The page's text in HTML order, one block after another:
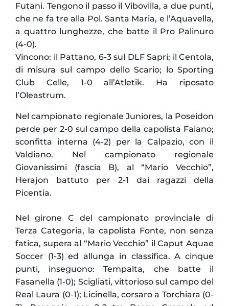
Futani. Tengono il passo il Vibovilla, a due punti,
che ne fa tre alla Pol. Santa Maria, e l’Aquavella,
a quattro lunghezze, che batte il Pro Palinuro
(4-0).
Vincono: il Pattano, 6-3 sul DLF Sapri; il Centola,
di misura sul campo dello Scario; lo Sporting
Club Celle, 1-0 all’Atletik. Ha riposato
l’Oleastrum.
Nel campionato regionale Juniores, la Poseidon
perde per 2-0 sul campo della capolista Faiano;
sconfitta interna (4-2) per la Calpazio, con il
Valdiano. Nel campionato regionale
Giovanissimi (fascia B), al “Mario Vecchio”,
Herajon battuto per 2-1 dai ragazzi della
Picentia.
Nel girone C del campionato provinciale di
Terza Categoria, la capolista Fonte, non senza
fatica, supera al “Mario Vecchio” il Caput Aquae
Soccer (1-3) ed allunga in classifica. A cinque
punti, inseguono: Tempalta, che batte il
Fasanella (1-0); Scigliati, vittorioso sul campo del
Real Laura (0-1); Licinella, corsaro a Torchiara (0-